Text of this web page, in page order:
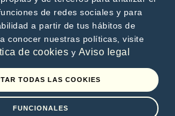
de redes sociales y para
a partir de tus hábitos de
conocer nuestras políticas, visite
de cookies y Aviso legal
TODAS LAS COOKIES
FUNCIONALES
TO OUR NEWSLETTER
>>